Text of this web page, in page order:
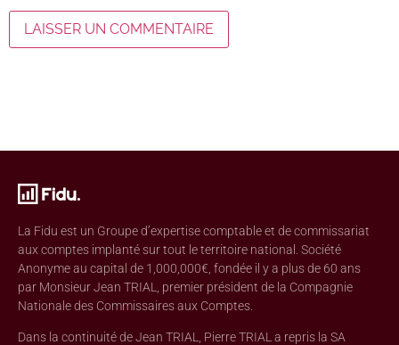
La Fidu est un Groupe d’expertise comptable et de commissariat
aux comptes implanté sur tout le territoire national. Société
Anonyme au capital de 1,000,000€, fondée il y a plus de 60 ans
par Monsieur Jean TRIAL, premier président de la Compagnie
Nationale des Commissaires aux Comptes.
Dans la continuité de Jean TRIAL, Pierre TRIAL a repris la SA